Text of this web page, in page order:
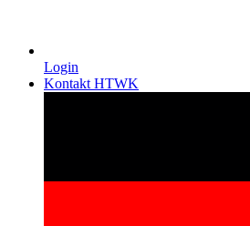
Login
Kontakt HTWK